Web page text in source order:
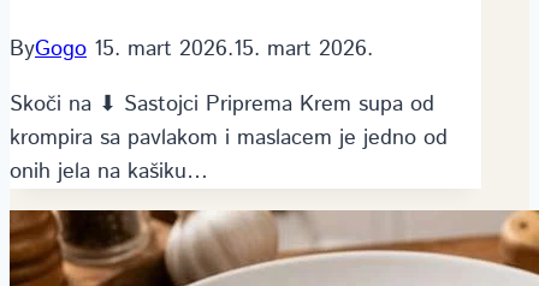
ByGogo 15. mart 2026.15. mart 2026.
Skoči na ⬇ Sastojci Priprema Krem supa od
krompira sa pavlakom i maslacem je jedno od
onih jela na kašiku…